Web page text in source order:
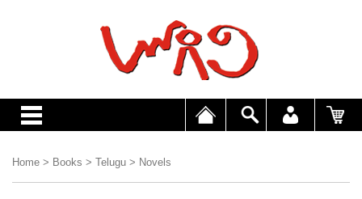
Home > Books > Telugu > Novels